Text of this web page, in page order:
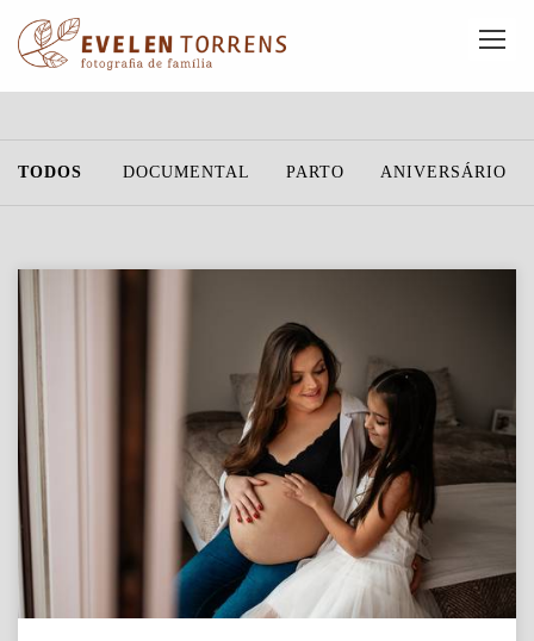
TODOS DOCUMENTAL PARTO ANIVERSÁRIO